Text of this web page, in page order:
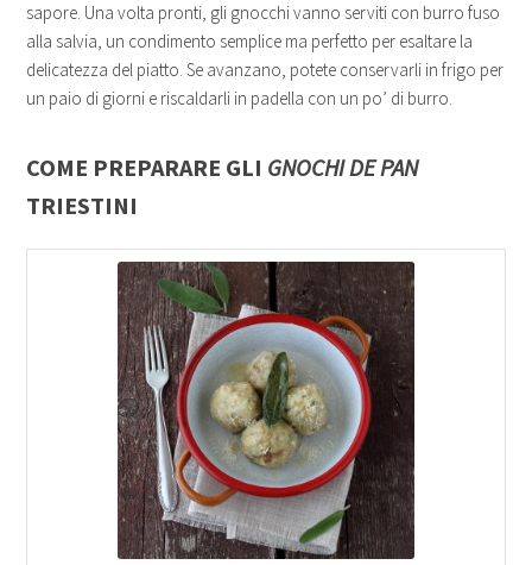
sapore. Una volta pronti, gli gnocchi vanno serviti con burro fuso
alla salvia, un condimento semplice ma perfetto per esaltare la
delicatezza del piatto. Se avanzano, potete conservarli in frigo per
un paio di giorni e riscaldarli in padella con un po’ di burro.
COME PREPARARE GLI GNOCHI DE PAN
TRIESTINI